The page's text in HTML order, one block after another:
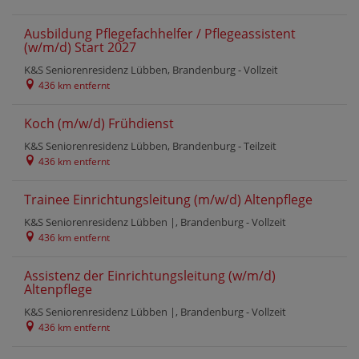
Ausbildung Pflegefachhelfer / Pflegeassistent
(w/m/d) Start 2027
K&S Seniorenresidenz Lübben, Brandenburg -Vollzeit
436 km entfernt
Koch (m/w/d) Frühdienst
K&S Seniorenresidenz Lübben, Brandenburg -Teilzeit
436 km entfernt
Trainee Einrichtungsleitung (m/w/d) Altenpflege
K&S Seniorenresidenz Lübben |, Brandenburg -Vollzeit
436 km entfernt
Assistenz der Einrichtungsleitung (w/m/d)
Altenpflege
K&S Seniorenresidenz Lübben |, Brandenburg -Vollzeit
436 km entfernt